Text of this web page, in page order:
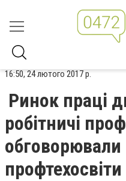
16:50, 24 лютого 2017 р.
Ринок праці
робітничі
обговорювали
профтехосвіти